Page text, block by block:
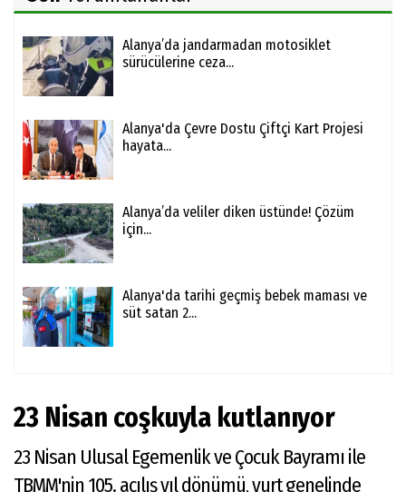
Alanya’da jandarmadan motosiklet
sürücülerine ceza...
Alanya'da Çevre Dostu Çiftçi Kart Projesi
hayata...
Alanya’da veliler diken üstünde! Çözüm
için...
Alanya'da tarihi geçmiş bebek maması ve
süt satan 2...
23 Nisan coşkuyla kutlanıyor
23 Nisan Ulusal Egemenlik ve Çocuk Bayramı ile
TBMM'nin 105. açılış yıl dönümü, yurt genelinde